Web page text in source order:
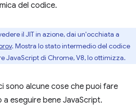
del codice.
il JIT in azione, dai un'occhiata a
. Mostra lo stato intermedio del codice
JavaScript di Chrome, V8, lo ottimizza.
sono alcune cose che puoi fare
eseguire bene JavaScript.